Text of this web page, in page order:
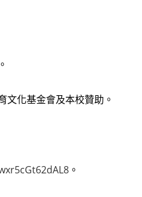
文化基金會及本校贊助。
。